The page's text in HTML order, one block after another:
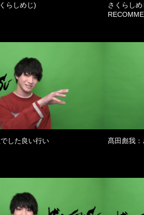
らしめじ)
さくらし
した良い行い 髙田彪我